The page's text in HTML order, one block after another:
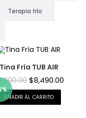
Terapia frío
Tina Fría TUB AIR
$8,490.00
AÑADIR AL CARRITO